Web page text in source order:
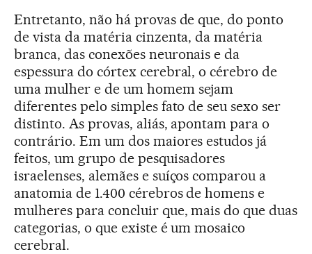
Entretanto, não há provas de que, do ponto
de vista da matéria cinzenta, da matéria
branca, das conexões neuronais e da
espessura do córtex cerebral, o cérebro de
uma mulher e de um homem sejam
diferentes pelo simples fato de seu sexo ser
distinto. As provas, aliás, apontam para o
contrário. Em um dos maiores estudos já
feitos, um grupo de pesquisadores
israelenses, alemães e suíços comparou a
anatomia de 1.400 cérebros de homens e
mulheres para concluir que, mais do que duas
categorias, o que existe é um mosaico
cerebral.